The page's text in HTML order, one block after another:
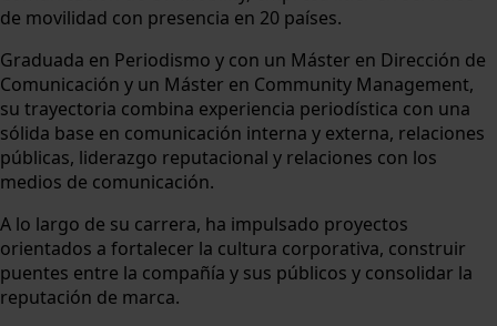
de movilidad con presencia en 20 países.
Graduada en Periodismo y con un Máster en Dirección de
Comunicación y un Máster en Community Management,
su trayectoria combina experiencia periodística con una
sólida base en comunicación interna y externa, relaciones
públicas, liderazgo reputacional y relaciones con los
medios de comunicación.
A lo largo de su carrera, ha impulsado proyectos
orientados a fortalecer la cultura corporativa, construir
puentes entre la compañía y sus públicos y consolidar la
reputación de marca.